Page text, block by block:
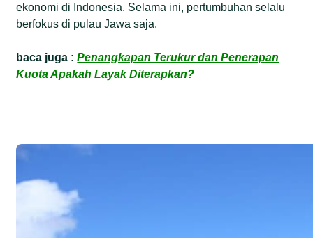
ekonomi di Indonesia. Selama ini, pertumbuhan selalu
berfokus di pulau Jawa saja.
baca juga :Penangkapan Terukur dan Penerapan
Kuota Apakah Layak Diterapkan?